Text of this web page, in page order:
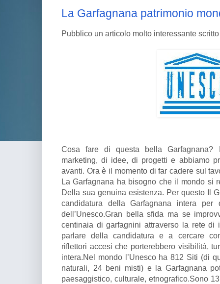
La Garfagnana patrimonio
Pubblico un articolo molto interessante
Cosa fare di questa bella
marketing, di idee, di progetti e abbiamo
avanti. Ora è il momento di far cadere sul
La Garfagnana ha bisogno che il mondo si
Della sua genuina esistenza. Per questo Il
candidatura della Garfagnana intera per
dell’Unesco.Gran bella sfida ma se
centinaia di garfagnini attraverso la rete di
parlare della candidatura e a cercare
riflettori accesi che porterebbero visibilità,
intera.Nel mondo l’Unesco ha 812 Siti (di
naturali, 24 beni misti) e la Garfagnana
paesaggistico, culturale, etnografico.Sono